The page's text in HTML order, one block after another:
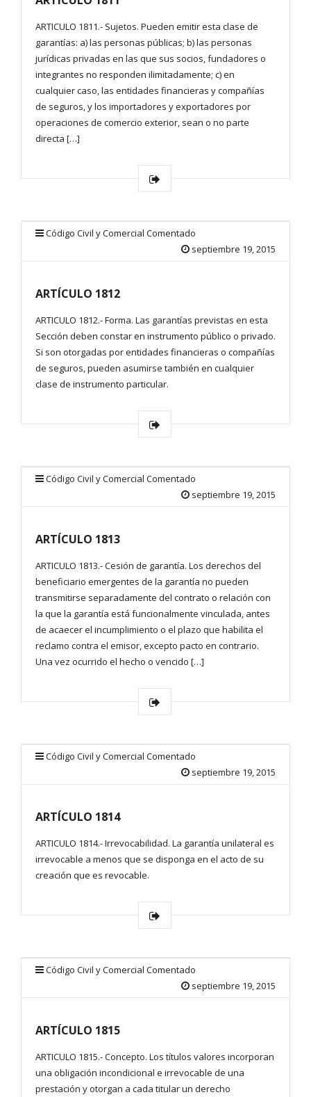
ARTICULO 1811.- Sujetos. Pueden emitir esta clase de
garantías: a) las personas públicas; b) las personas
jurídicas privadas en las que sus socios, fundadores o
integrantes no responden ilimitadamente; c) en
cualquier caso, las entidades financieras y compañías
de seguros, y los importadores y exportadores por
operaciones de comercio exterior, sean o no parte
directa […]
Código Civil y Comercial Comentado
septiembre 19, 2015
ARTÍCULO 1812
ARTICULO 1812.- Forma. Las garantías previstas en esta
Sección deben constar en instrumento público o privado.
Si son otorgadas por entidades financieras o compañías
de seguros, pueden asumirse también en cualquier
clase de instrumento particular.
Código Civil y Comercial Comentado
septiembre 19, 2015
ARTÍCULO 1813
ARTICULO 1813.- Cesión de garantía. Los derechos del
beneficiario emergentes de la garantía no pueden
transmitirse separadamente del contrato o relación con
la que la garantía está funcionalmente vinculada, antes
de acaecer el incumplimiento o el plazo que habilita el
reclamo contra el emisor, excepto pacto en contrario.
Una vez ocurrido el hecho o vencido […]
Código Civil y Comercial Comentado
septiembre 19, 2015
ARTÍCULO 1814
ARTICULO 1814.- Irrevocabilidad. La garantía unilateral es
irrevocable a menos que se disponga en el acto de su
creación que es revocable.
Código Civil y Comercial Comentado
septiembre 19, 2015
ARTÍCULO 1815
ARTICULO 1815.- Concepto. Los títulos valores incorporan
una obligación incondicional e irrevocable de una
prestación y otorgan a cada titular un derecho